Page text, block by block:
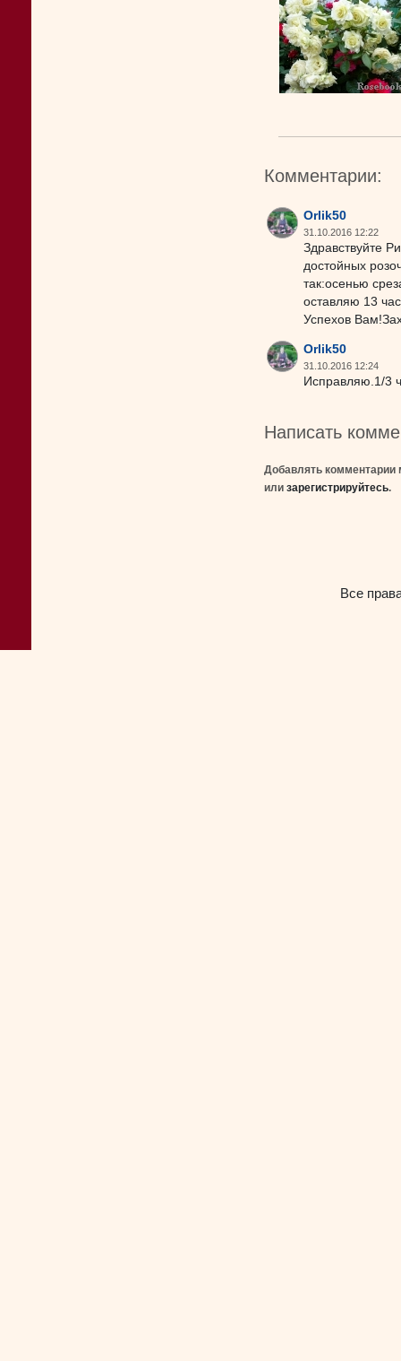
Комментарии:
Orlik50
31.10.2016 12:22
Здравствуйте
достойных
так:осенью
оставляю 13
Успехов
Orlik50
31.10.2016 12:24
Исправляю.1/3
Написать
Добавлять комментарии
или зарегистрируйтесь.
Все